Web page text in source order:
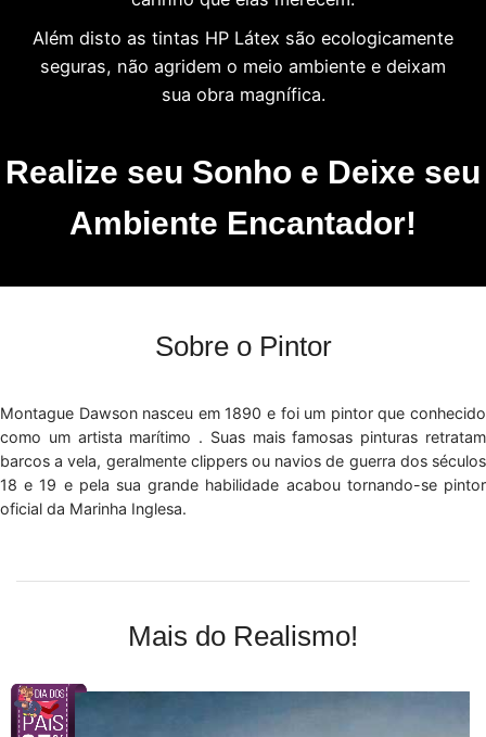
Além disto as tintas HP Látex são ecologicamente
seguras, não agridem o meio ambiente e deixam
sua obra magnífica.
Realize seu Sonho e Deixe seu
Ambiente Encantador!
Sobre o Pintor
Montague Dawson nasceu em 1890 e foi um pintor que conhecido
como um artista marítimo . Suas mais famosas pinturas retratam
barcos a vela, geralmente clippers ou navios de guerra dos séculos
18 e 19 e pela sua grande habilidade acabou tornando-se pintor
oficial da Marinha Inglesa.
Mais do Realismo!